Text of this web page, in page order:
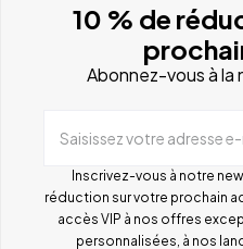
10 % de
Abonnez-vous à
Saisissez votre adresse
Inscrivez-vous à notre
réduction sur votre prochain
accès VIP à nos offres
personnalisées, à nos